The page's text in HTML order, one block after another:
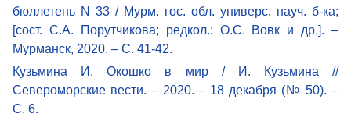
бюллетень N 33 / Мурм. гос. обл. универс. науч. б-ка;
[сост. С.А. Порутчикова; редкол.: О.С. Вовк и др.]. –
Мурманск, 2020. – С. 41-42.
Кузьмина И. Окошко в мир / И. Кузьмина //
Североморские вести. – 2020. – 18 декабря (№ 50). –
С. 6.